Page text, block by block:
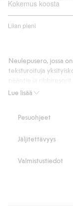
Kokemus koosta
Liian pieni
/
ääneen
Lue lisää
Neulepusero, jossa
teksturoituja
tekstuuripinta ja
Suora istuvuus
Tuotenumero:487629
Pesuohjeet
Jäljitettävyys
Valmistustiedot